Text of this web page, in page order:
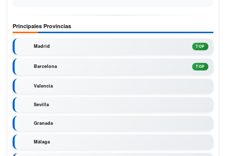
Principales Provincias
Madrid TOP
Barcelona TOP
Valencia
Sevilla
Granada
Málaga